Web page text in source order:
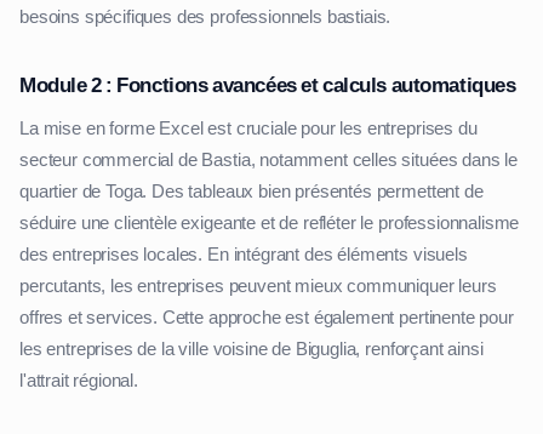
besoins spécifiques des professionnels bastiais.
Module 2 : Fonctions avancées et calculs automatiques
La mise en forme Excel est cruciale pour les entreprises du
secteur commercial de Bastia, notamment celles situées dans le
quartier de Toga. Des tableaux bien présentés permettent de
séduire une clientèle exigeante et de refléter le professionnalisme
des entreprises locales. En intégrant des éléments visuels
percutants, les entreprises peuvent mieux communiquer leurs
offres et services. Cette approche est également pertinente pour
les entreprises de la ville voisine de Biguglia, renforçant ainsi
l'attrait régional.